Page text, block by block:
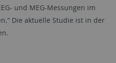
und MEG-Messungen im
Die aktuelle Studie ist in der